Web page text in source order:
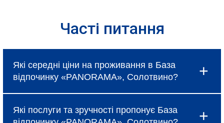
Часті питання
Які середні ціни на проживання в База
відпочинку «PANORAMA», Солотвино?
коливаються і залежать від вибраного типу
Які послуги та зручності пропонує База